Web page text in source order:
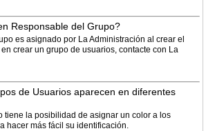
Responsable del Grupo?
es asignado por La Administración al crear el
crear un grupo de usuarios, contacte con La
de Usuarios aparecen en diferentes
tiene la posibilidad de asignar un color a los
hacer más fácil su identificación.